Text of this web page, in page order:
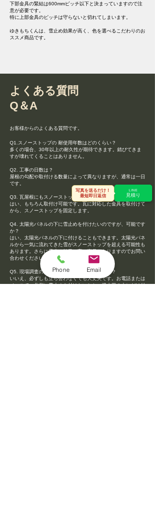
下部金具の緊結は600mmピッチ以下と決まっていますので注
意が必要です。
特に上部金具のピッチは守らないと切れてしまいます。
​ゆきもちくんは、雪止め効果が高く、色を選べるこだわりのお
ススメ商品です。
よくある質問
​Q＆A
お客様からのよくある質問です。
Q1.スノーストップの 耐使用年数はどのくらい？
多くの場合、30年以上の耐久性が期待できます。錆びてきま
すが壊れてくることはありません。
Q2. 工事の日数は？
屋根の勾配や取付ける数量によって異なりますが、通常は一日
です。
Q3. 瓦屋根にもスノーストップを付けれますか？
はい、もちろん取付け可能です。瓦に対応した金具を取付けて
から、スノーストップを固定します。
Q4. 太陽光パネルの下に雪止めを付けたいのですが、可能です
か？
はい、太陽光パネルの下に付けることもできます。太陽光パネ
ルから一気に流れてきた雪がスノーストップを超える可能性も
あります。さらに雪止め効果の高い商品もありますのでお問い
合わせください。
Q5. 現場調査の時に必ず立ち合いが必要ですか？
いいえ、必ずしも立ち会わなくても大丈夫です。お電話または
メールで、北側に雪止めを付けたいとか、温水器の上にだけ付
Phone Email
写真を送るだけ！
最短即日返信
LINE
見積り